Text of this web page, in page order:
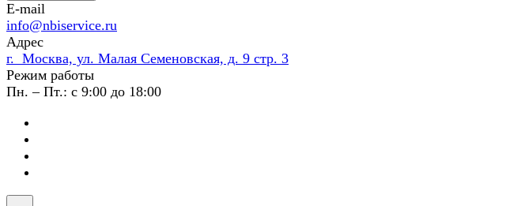
E-mail
info@nbiservice.ru
Адрес
г. Москва, ул. Малая Семеновская, д. 9 стр. 3
Режим работы
Пн. – Пт.: с 9:00 до 18:00